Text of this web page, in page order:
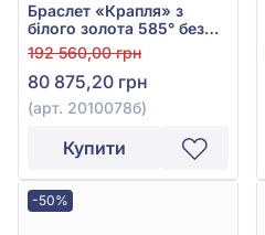
Браслет «Крапля» з
білого золота 585° без
вставки, арт. 2010078б
192 560,00 грн
80 875,20 грн
(арт. 2010078б)
Купити
-50%